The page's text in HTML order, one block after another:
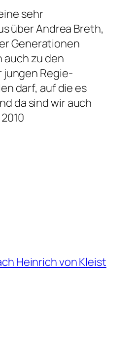
sehr
über Andrea Breth,
Generationen
zu den
jungen Regie-
darf, auf die es
da sind wir auch
Heinrich von Kleist